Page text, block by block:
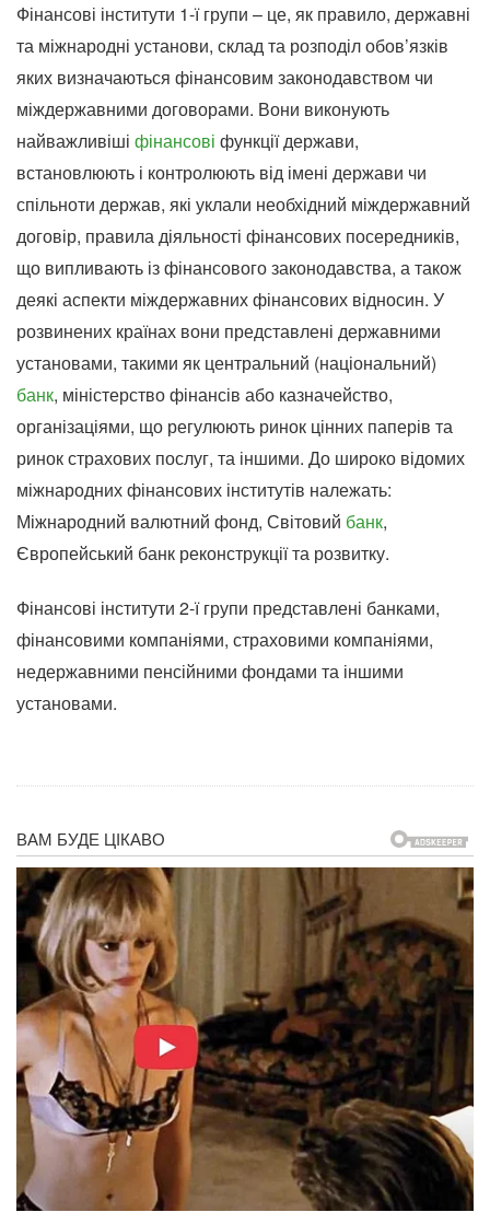
Фінансові інститути 1-ї групи – це, як правило, державні
та міжнародні установи, склад та розподіл обов’язків
яких визначаються фінансовим законодавством чи
міждержавними договорами. Вони виконують
найважливіші фінансові функції держави,
встановлюють і контролюють від імені держави чи
спільноти держав, які уклали необхідний міждержавний
договір, правила діяльності фінансових посередників,
що випливають із фінансового законодавства, а також
деякі аспекти міждержавних фінансових відносин. У
розвинених країнах вони представлені державними
установами, такими як центральний (національний)
банк, міністерство фінансів або казначейство,
організаціями, що регулюють ринок цінних паперів та
ринок страхових послуг, та іншими. До широко відомих
міжнародних фінансових інститутів належать:
Міжнародний валютний фонд, Світовий банк,
Європейський банк реконструкції та розвитку.
Фінансові інститути 2-ї групи представлені банками,
фінансовими компаніями, страховими компаніями,
недержавними пенсійними фондами та іншими
установами.